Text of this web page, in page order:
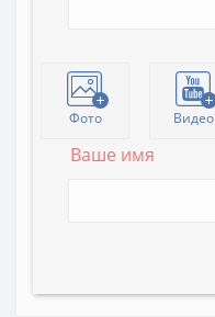
Фото Видео
Ваше имя